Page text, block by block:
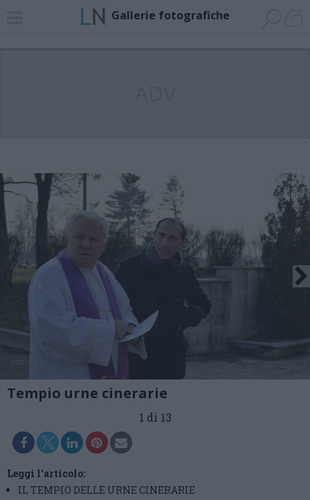
Gallerie fotografiche
Tempio urne cinerarie
1 di 13
Leggi l'articolo:
IL TEMPIO DELLE URNE CINERARIE